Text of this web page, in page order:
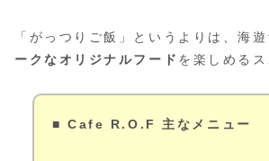
「がっつりご飯」というよりは、海
ークなオリジナルフード を楽しめるス
■ Cafe R.O.F 主なメニュー